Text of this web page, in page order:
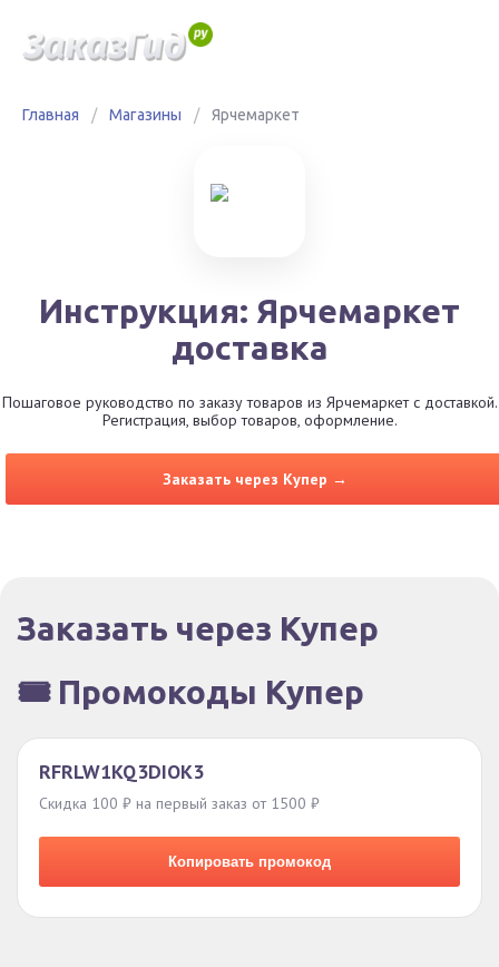
Главная / Магазины / Ярчемаркет
Инструкция: Ярчемаркет
доставка
Пошаговое руководство по заказу товаров из Ярчемаркет с доставкой.
Регистрация, выбор товаров, оформление.
Заказать через Купер →
Заказать через Купер
🎟️ Промокоды Купер
RFRLW1KQ3DIOK3
Скидка 100 ₽ на первый заказ от 1500 ₽
Копировать промокод